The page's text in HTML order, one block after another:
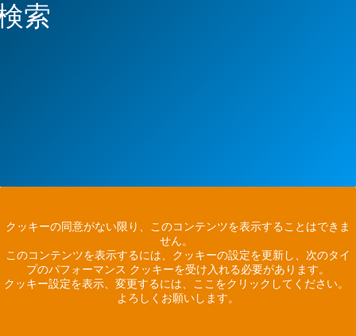
索
クッキーの同意がない限り、このコンテンツを表示することはできま
せん。
このコンテンツを表示するには、クッキーの設定を更新し、次のタイ
プのパフォーマンス クッキーを受け入れる必要があります。
クッキー設定を表示、変更するには、ここをクリックしてください。
よろしくお願いします。